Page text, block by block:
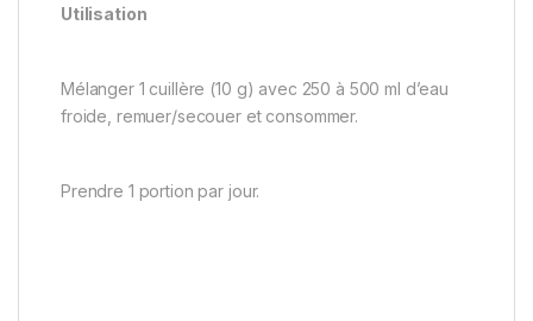
Utilisation
Mélanger 1 cuillère (10 g) avec 250 à 500 ml d’eau
froide, remuer/secouer et consommer.
Prendre 1 portion par jour.